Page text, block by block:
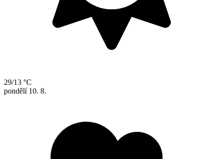
29/13 °C
pondělí 10. 8.